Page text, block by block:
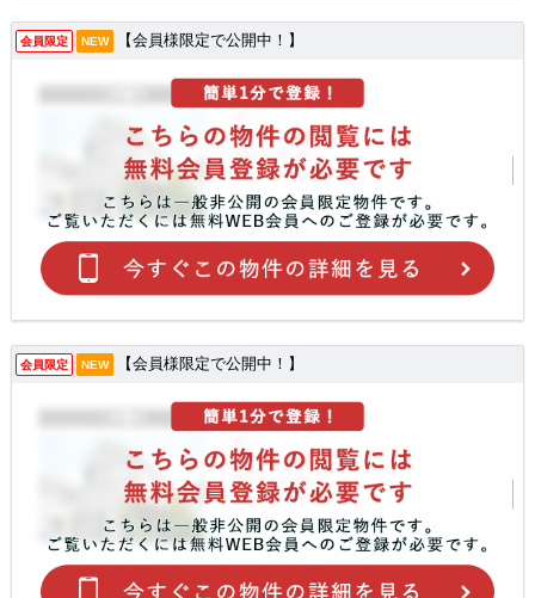
会員限定 NEW 【会員様限定で公開中！】
会員限定 NEW 【会員様限定で公開中！】